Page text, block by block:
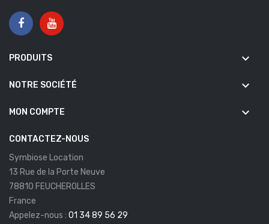
PRODUITS keyboard_arrow_down
NOTRE SOCIÉTÉ keyboard_arrow_down
MON COMPTE keyboard_arrow_down
CONTACTEZ-NOUS
Symbiose Location
13 Rue de la Porte Neuve
78810 FEUCHEROLLES
France
Appelez-nous : 01 34 89 56 29